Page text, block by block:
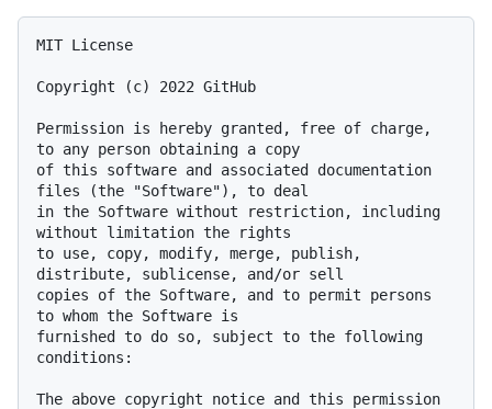
MIT License
Copyright (c) 2022 GitHub
Permission is hereby granted, free of charge,
to any person obtaining a copy
of this software and associated documentation
files (the "Software"), to deal
in the Software without restriction, including
without limitation the rights
to use, copy, modify, merge, publish,
distribute, sublicense, and/or sell
copies of the Software, and to permit persons
to whom the Software is
furnished to do so, subject to the following
conditions:
The above copyright notice and this permission